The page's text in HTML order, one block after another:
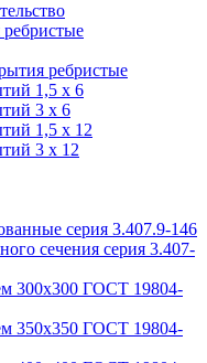
ребристые
1,5 x 6
3 x 6
1,5 x 12
3 x 12
серия 3.407.9-146
сечения серия 3.407-
300х300 ГОСТ 19804-
350х350 ГОСТ 19804-